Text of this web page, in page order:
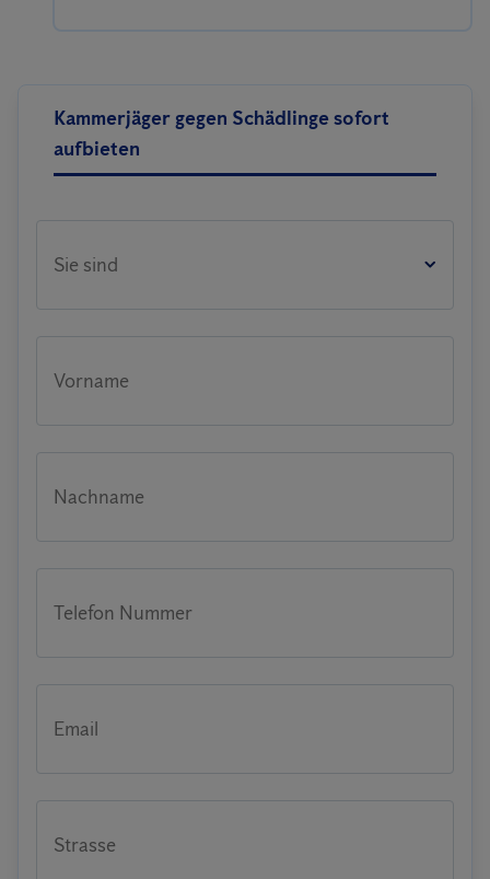
Kammerjäger gegen Schädlinge sofort
aufbieten
Sie sind
Vorname
Nachname
Telefon Nummer
Email
Strasse